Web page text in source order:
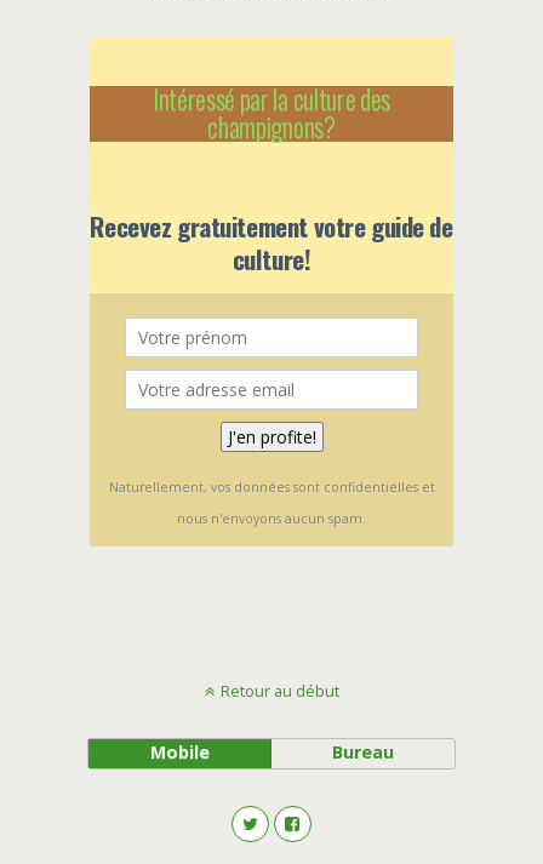
Intéressé par la culture des
champignons?
Recevez gratuitement votre guide de
culture!
Naturellement, vos données sont confidentielles et
nous n'envoyons aucun spam.
Retour au début
Mobile Bureau